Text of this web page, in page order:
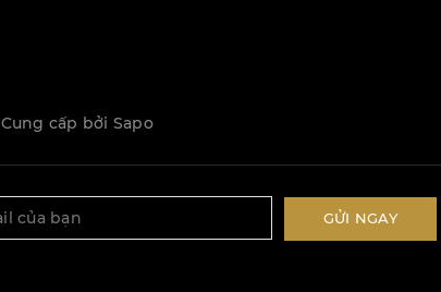
Cung cấp bởi Sapo
GỬI NGAY